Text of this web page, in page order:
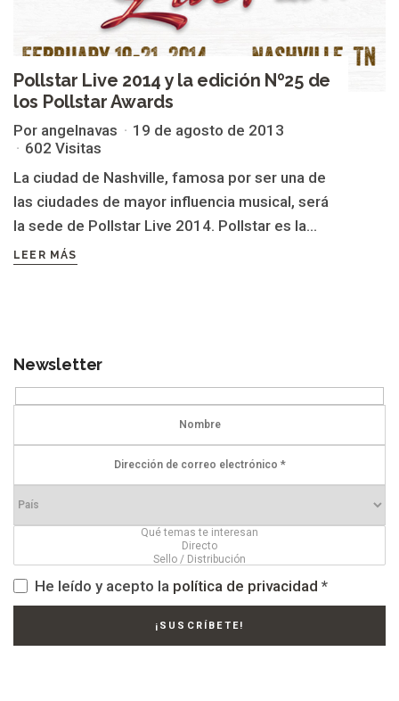
Pollstar Live 2014 y la edición Nº25 de
los Pollstar Awards
Por angelnavas
19 de agosto de 2013
602 Visitas
La ciudad de Nashville, famosa por ser una de
las ciudades de mayor influencia musical, será
la sede de Pollstar Live 2014. Pollstar es la...
LEER MÁS
Newsletter
He leído y acepto la política de privacidad *